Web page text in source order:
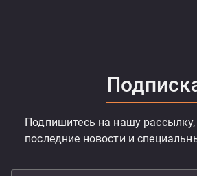
Подпишитесь на нашу
последние новости и